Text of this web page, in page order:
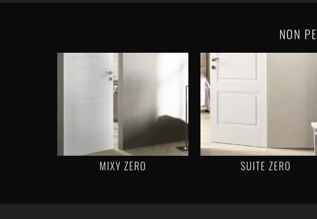
NON
MIXY ZERO SUITE ZERO